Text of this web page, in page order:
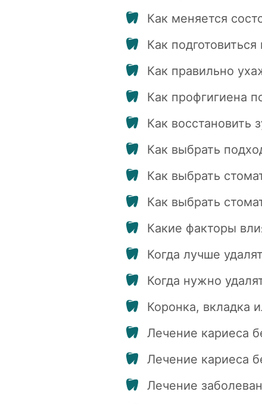
Как меняется
Как
Как правильно
Как профгигиена
Как восстановить
Как выбрать
Как выбрать
Как выбрать
Какие факторы
Когда лучше
Когда нужно
Коронка, вкладка
Лечение кариеса
Лечение кариеса
Лечение